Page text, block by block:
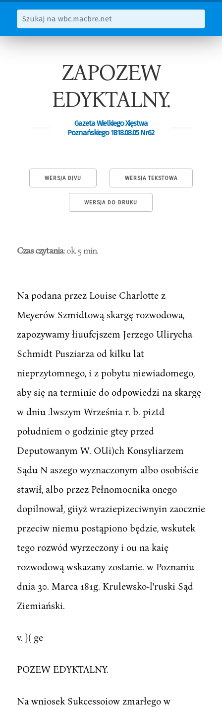
ZAPOZEW
EDYKTALNY.
Gazeta Wielkiego Xięstwa
Poznańskiego 1818.08.05 Nr62
WERSJA DJVU WERSJA TEKSTOWA
WERSJA DO DRUKU
Czas czytania: ok. 5 min.
Na podana przez Louise Charlotte z
Meyerów Szmidtową skargę rozwodowa,
zapozywamy łiuufcjszem Jerzego Ulirycha
Schmidt Pusziarza od kilku lat
nieprzytomnego, i z pobytu niewiadomego,
aby się na terminie do odpowiedzi na skargę
w dniu .lwszym Września r. b. piztd
południem o godzinie gtey przed
Deputowanym W. OUi)ch Konsyliarzem
Sądu N aszego wyznaczonym albo osobiście
stawił, albo przez Pełnomocnika onego
dopilnował, giiyż wraziepizeciwnyin zaocznie
przeciw niemu postąpiono będzie, wskutek
tego rozwód wyrzeczony i ou na kaię
rozwodową wskazany zostanie. w Poznaniu
dnia 30. Marca 181g. Krulewsko-l'ruski Sąd
Ziemiański.
v. }( ge
POZEW EDYKTALNY.
Na wniosek Sukcessoiow zmarłego w